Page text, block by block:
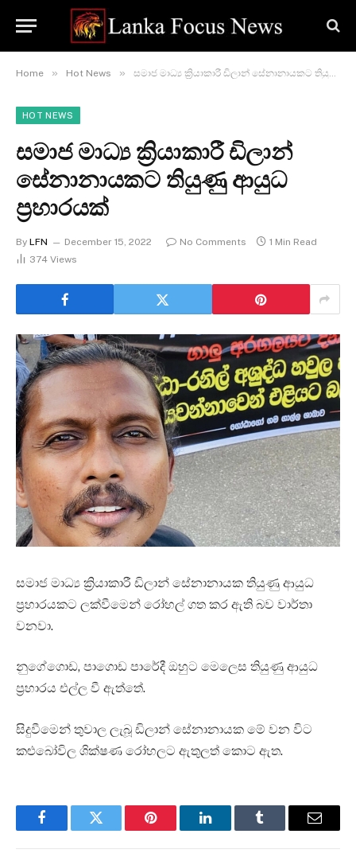
Home » Hot News » සමාජ මාධ්‍ය ක්‍රියාකාරී ඩිලාන් සේනානායකට තියුණු ආයුධ ප්‍රහාරයක්
HOT NEWS
සමාජ මාධ්‍ය ක්‍රියාකාරී ඩිලාන්
සේනානායකට තියුණු ආයුධ
ප්‍රහාරයක්
By LFN December 15, 2022 No Comments
1 Min Read
374 Views
සමාජ මාධ්‍ය ක්‍රියාකාරී ඩිලාන් සේනානායක තියුණු ආයුධ
ප්‍රහාරයකට ලක්වීමෙන් රෝහල් ගත කර ඇති බව වාර්තා
වනවා.
නුගේගොඩ, පාගොඩ පාරේදී ඔහුට මෙලෙස තියුණු ආයුධ
ප්‍රහාරය එල්ල වී ඇත්තේ.
සිදුවීමෙන් තුවාල ලැබූ ඩිලාන් සේනානායක මේ වන විට
කළුබෝවිල ශික්ෂණ රෝහලට ඇතුලත් කොට ඇත.
FacebookTwitter Pinterest LinkedInTumblr Email